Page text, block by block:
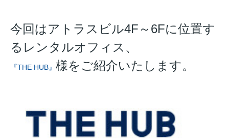
今回はアトラスビル4F～6Fに位置す
るレンタルオフィス、
『THE HUB』 様をご紹介いたします。